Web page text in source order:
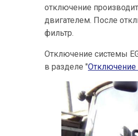
отключение
двигателем. После
фильтр.
Отключение системы
в разделе "Отключение